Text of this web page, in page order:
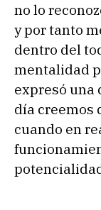
no lo
y por tanto
dentro del
mentalidad
expresó una
día creemos
cuando en